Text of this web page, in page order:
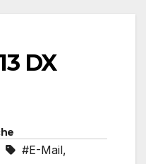
DX
#E-Mail,